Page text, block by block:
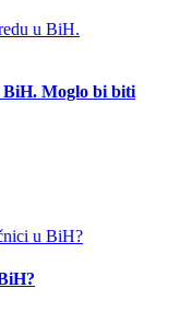
BiH. Moglo bi biti